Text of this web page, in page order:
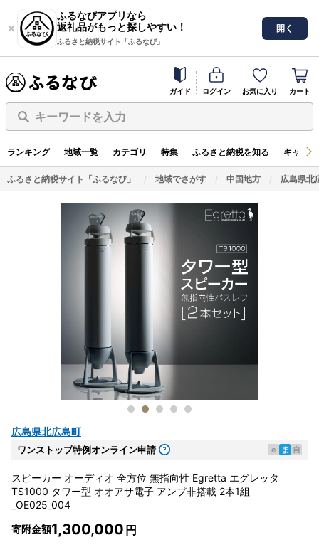
ふるなびアプリなら
返礼品がもっと探しやすい！
ふるさと納税サイト「ふるなび」
開く
ガイド ログイン お気に入り カート
キーワードを入力
ランキング 地域一覧 カテゴリ 特集 ふるさと納税を知る キャン
ふるさと納税サイト「ふるなび」 地域でさがす 中国地方 広島県北
広島県北広島町
ワンストップ特例オンライン申請 e ま 自
スピーカー オーディオ 全方位 無指向性 Egretta エグレッタ
TS1000 タワー型 オオアサ電子 アンプ非搭載 2本1組
_OE025_004
寄附金額1,300,000